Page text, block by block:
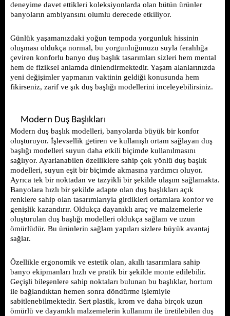
deneyime davet ettikleri koleksiyonlarda olan bütün ürünler
banyoların ambiyansını olumlu derecede etkiliyor.
Günlük yaşamanızdaki yoğun tempoda yorgunluk hissinin
oluşması oldukça normal, bu yorgunluğunuzu suyla ferahlığa
çeviren konforlu banyo duş başlık tasarımları sizleri hem mental
hem de fiziksel anlamda dinlendirmektedir. Yaşam alanlarınızda
yeni değişimler yapmanın vaktinin geldiği konusunda hem
fikirseniz, zarif ve şık duş başlığı modellerini inceleyebilirsiniz.
Modern Duş Başlıkları
Modern duş başlık modelleri, banyolarda büyük bir konfor
oluşturuyor. İşlevsellik getiren ve kullanışlı ortam sağlayan duş
başlığı modelleri suyun daha etkili biçimde kullanılmasını
sağlıyor. Ayarlanabilen özelliklere sahip çok yönlü duş başlık
modelleri, suyun eşit bir biçimde akmasına yardımcı oluyor.
Ayrıca tek bir noktadan ve tazyikli bir şekilde ulaşım sağlamakta.
Banyolara hızlı bir şekilde adapte olan duş başlıkları açık
renklere sahip olan tasarımlarıyla girdikleri ortamlara konfor ve
genişlik kazandırır. Oldukça dayanıklı araç ve malzemelerle
oluşturulan duş başlığı modelleri oldukça sağlam ve uzun
ömürlüdür. Bu ürünlerin sağlam yapıları sizlere büyük avantaj
sağlar.
Özellikle ergonomik ve estetik olan, akıllı tasarımlara sahip
banyo ekipmanları hızlı ve pratik bir şekilde monte edilebilir.
Geçişli bileşenlere sahip noktaları bulunan bu başlıklar, hortum
ile bağlandıktan hemen sonra döndürme işlemiyle
sabitlenebilmektedir. Sert plastik, krom ve daha birçok uzun
ömürlü ve dayanıklı malzemelerin kullanımı ile üretilebilen duş